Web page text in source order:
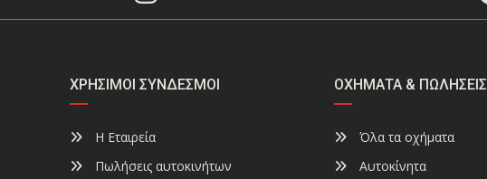
ΧΡΉΣΙΜΟΙ ΣΎΝΔΕΣΜΟΙ
Η Εταιρεία
Πωλήσεις αυτοκινήτων
ΟΧΉΜΑΤΑ & ΠΩΛΉΣΕΙΣ
Όλα τα οχήματα
Αυτοκίνητα